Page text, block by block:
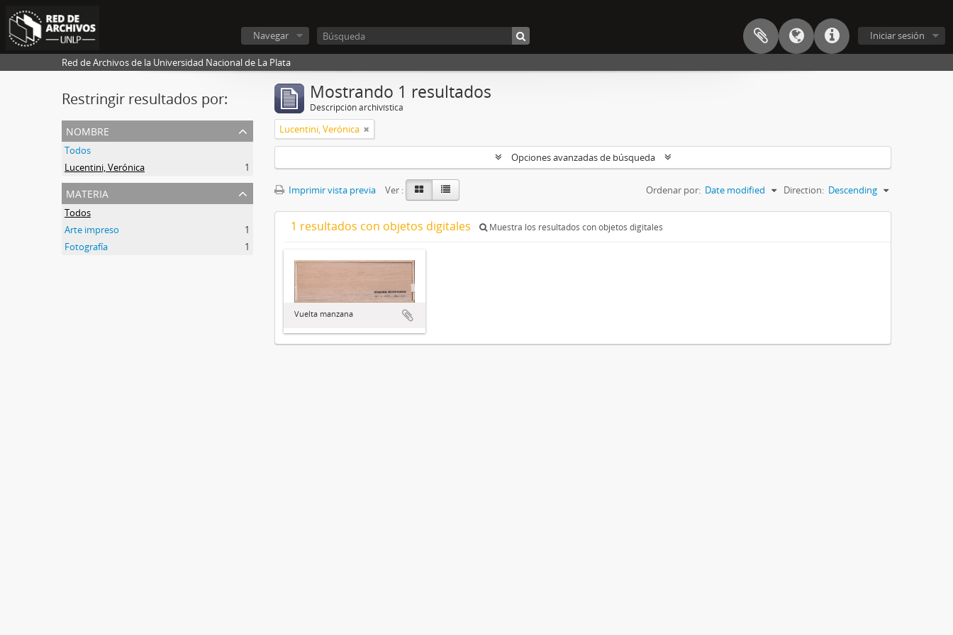
Iniciar sesión
Navegar
Red de Archivos de la Universidad Nacional de La Plata
Restringir resultados por:
nombre
Todos
Lucentini, Verónica
1
materia
Todos
Arte impreso
1
Fotografía
1
Mostrando 1 resultados
Descripción archivística
Lucentini, Verónica
Opciones avanzadas de búsqueda
Imprimir vista previa Ver : Ordenar por: Date modified Direction: Descending
1 resultados con objetos digitales Muestra los resultados con objetos digitales
Vuelta manzana